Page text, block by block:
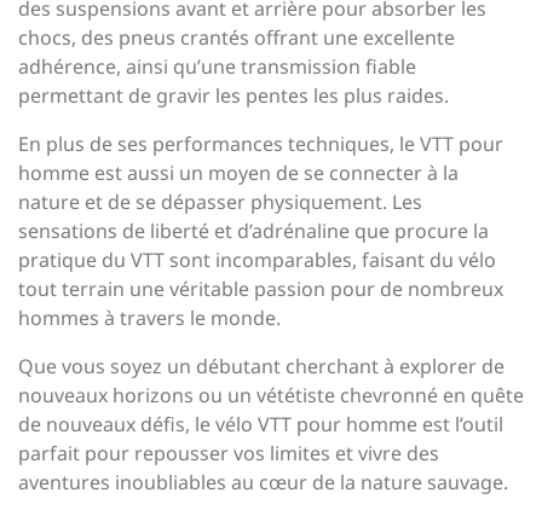
des suspensions avant et arrière pour absorber les
chocs, des pneus crantés offrant une excellente
adhérence, ainsi qu’une transmission fiable
permettant de gravir les pentes les plus raides.
En plus de ses performances techniques, le VTT pour
homme est aussi un moyen de se connecter à la
nature et de se dépasser physiquement. Les
sensations de liberté et d’adrénaline que procure la
pratique du VTT sont incomparables, faisant du vélo
tout terrain une véritable passion pour de nombreux
hommes à travers le monde.
Que vous soyez un débutant cherchant à explorer de
nouveaux horizons ou un vététiste chevronné en quête
de nouveaux défis, le vélo VTT pour homme est l’outil
parfait pour repousser vos limites et vivre des
aventures inoubliables au cœur de la nature sauvage.